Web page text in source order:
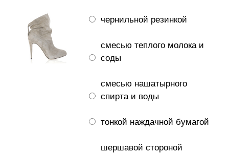
чернильной резинкой
смесью теплого молока и
соды
смесью нашатырного
спирта и воды
тонкой наждачной бумагой
шершавой стороной